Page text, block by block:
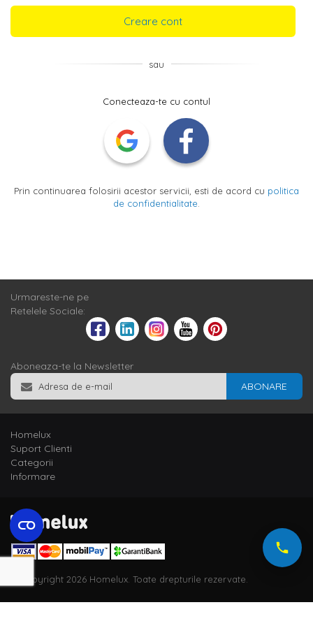
Creare cont
sau
Conecteaza-te cu contul
Prin continuarea folosirii acestor servicii, esti de acord cu politica
de confidentialitate
Urmareste-ne pe
Retelele Sociale:
Aboneaza-te la Newsletter
ABONARE
Homelux
Suport Clienti
Categorii
Informare
© Copyright 2026 Homelux. Toate drepturile rezervate.